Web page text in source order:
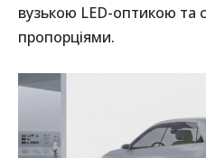
вузькою LED-оптикою та
пропорціями.